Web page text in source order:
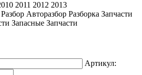
2011 2012 2013
Авторазбор Разборка Запчасти
Запасные Запчасти
Артикул: